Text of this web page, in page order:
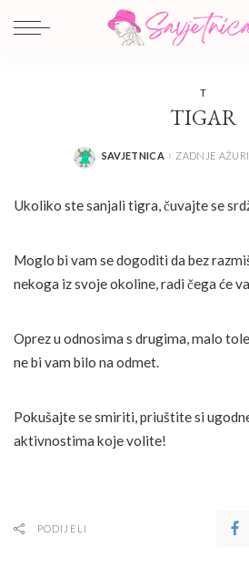
T
TIGAR
POSTED
SAVJETNICA ZADNJE
Ukoliko ste sanjali tigra, čuvajte se
Moglo bi vam se dogoditi da bez
nekoga iz svoje okoline, radi čega će
Oprez u odnosima s drugima, malo
ne bi vam bilo na odmet.
Pokušajte se smiriti, priuštite si
aktivnostima koje volite!
PODIJELI